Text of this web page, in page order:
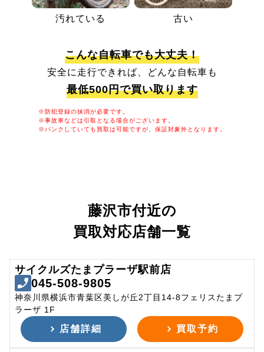
汚れている 古い
こんな自転車でも大丈夫！
安全に走行できれば、どんな自転車も
最低500円で買い取ります
※防犯登録の抹消が必要です。
※事故車などは引取となる場合がございます。
※パンクしていても買取は可能ですが、保証対象外となります。
藤沢市付近の
買取対応店舗一覧
サイクルズたまプラーザ駅前店
045-508-9805
神奈川県横浜市青葉区美しが丘2丁目14-8フェリスたまプ
ラーザ 1F
店舗詳細 買取予約